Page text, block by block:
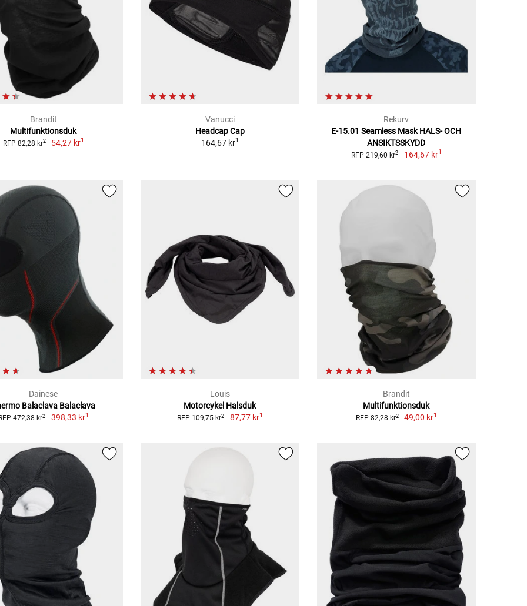
Brandit
Multifunktionsduk
RFP 82,28 kr2 54,27 kr1
Vanucci
Headcap Cap
164,67 kr1
Rekurv
E-15.01 Seamless Mask HALS- OCH
ANSIKTSSKYDD
RFP 219,60 kr2 164,67 kr1
Dainese
Balaclava Balaclava
472,38 kr2 398,33 kr1
Louis
Motorcykel Halsduk
RFP 109,75 kr2 87,77 kr1
Brandit
Multifunktionsduk
RFP 82,28 kr2 49,00 kr1